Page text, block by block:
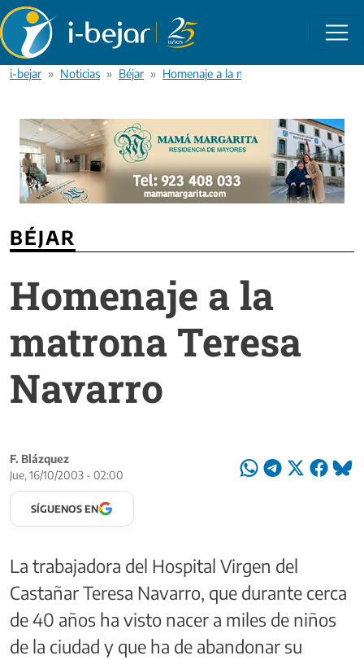
Pasar al contenido principal
i-bejar Noticias Béjar Homenaje a la matrona Teresa Navarro
BÉJAR
Homenaje a la
matrona Teresa
Navarro
F. Blázquez
Jue, 16/10/2003 - 02:00
SÍGUENOS EN
La trabajadora del Hospital Virgen del
Castañar Teresa Navarro, que durante cerca
de 40 años ha visto nacer a miles de niños
de la ciudad y que ha de abandonar su